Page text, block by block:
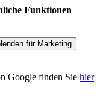
Funktionen
für Marketing
Google finden Sie hier